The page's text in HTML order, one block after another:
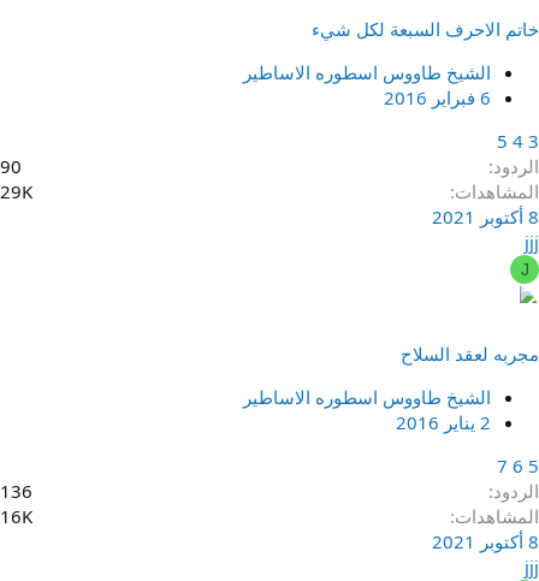
خاتم الاحرف السبعة لكل شيء
الشيخ طاووس اسطوره الاساطير
6 فبراير 2016
3
4
5
الردود
90
المشاهدات
29K
8 أكتوبر 2021
jjj
J
مجربه لعقد السلاح
الشيخ طاووس اسطوره الاساطير
2 يناير 2016
5
6
7
الردود
136
المشاهدات
16K
8 أكتوبر 2021
jjj